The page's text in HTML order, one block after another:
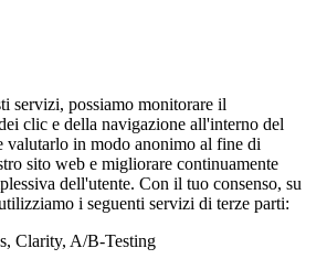
servizi, possiamo monitorare il
clic e della navigazione all'interno del
valutarlo in modo anonimo al fine di
sito web e migliorare continuamente
dell'utente. Con il tuo consenso, su
i seguenti servizi di terze parti:
Clarity, A/B-Testing